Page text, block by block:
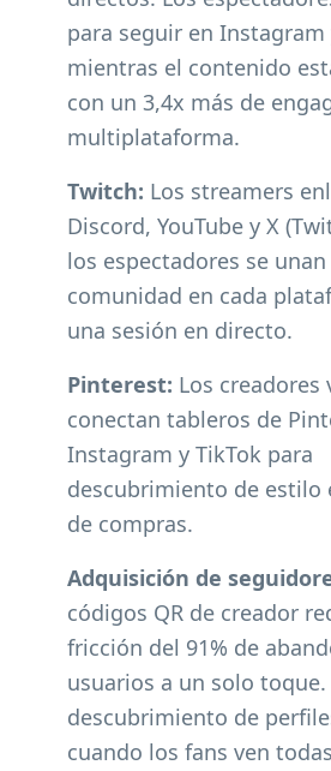
para seguir en Instagram
mientras el contenido
con un 3,4x más de
multiplataforma.
Twitch: Los streamers
Discord, YouTube y X
los espectadores se
comunidad en cada
una sesión en directo.
Pinterest: Los creadores
conectan tableros de
Instagram y TikTok para
descubrimiento de estilo
de compras.
Adquisición de
códigos QR de creador
fricción del 91% de
usuarios a un solo toque.
descubrimiento de
cuando los fans ven